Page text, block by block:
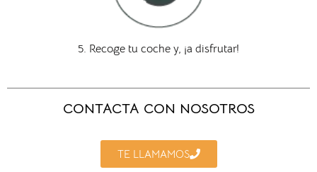
5. Recoge tu coche y, ¡a disfrutar!
CONTACTA CON NOSOTROS
TE LLAMAMOS